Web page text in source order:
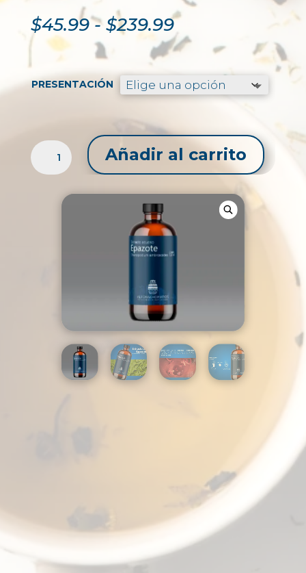
$45.99 - $239.99Rango
de
precios:
desde
$45.99
hasta
PRESENTACIÓN
EXTRACTO
LÍQUIDO
EPAZOTE
Añadir al carrito